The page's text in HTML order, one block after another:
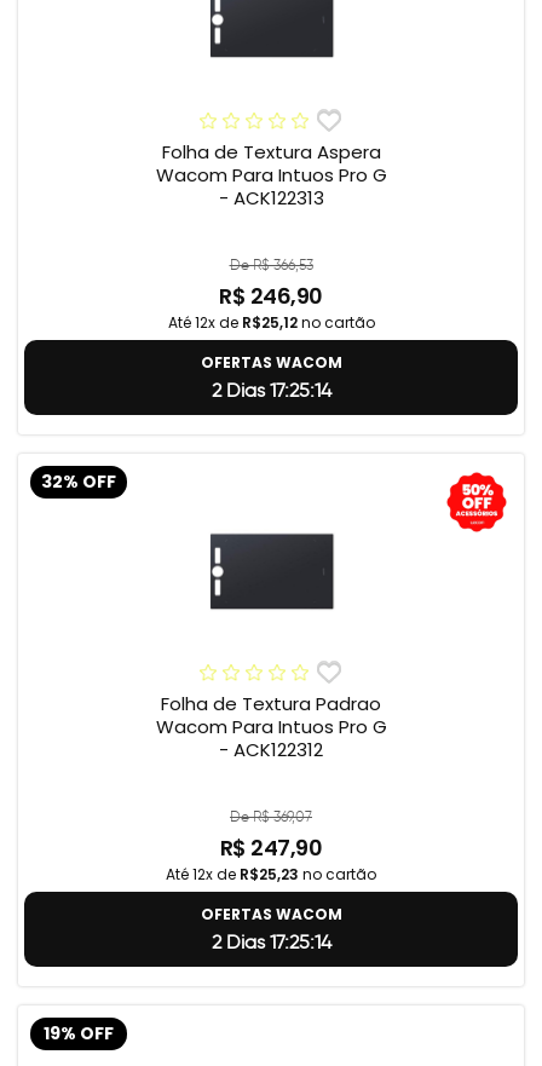
Folha de Textura Aspera
Wacom Para Intuos Pro G
- ACK122313
De R$ 366,53
R$ 246,90
Até 12x de R$25,12no cartão
OFERTAS WACOM
2 Dias 17:25:13
32% OFF
Folha de Textura Padrao
Wacom Para Intuos Pro G
- ACK122312
De R$ 369,07
R$ 247,90
Até 12x de R$25,23 no cartão
OFERTAS WACOM
2 Dias 17:25:13
19% OFF